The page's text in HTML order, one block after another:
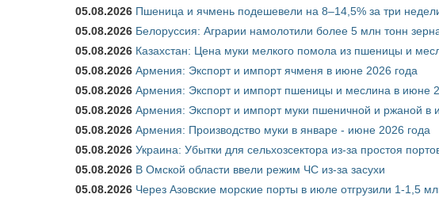
05.08.2026 Пшеница и ячмень подешевели на 8–14,5% за три
05.08.2026 Белоруссия: Аграрии намолотили более 5 млн тонн
05.08.2026 Казахстан: Цена муки мелкого помола из пшеницы и
05.08.2026 Армения: Экспорт и импорт ячменя в июне 2026 года
05.08.2026 Армения: Экспорт и импорт пшеницы и меслина в июне
05.08.2026 Армения: Экспорт и импорт муки пшеничной и ржаной в
05.08.2026 Армения: Производство муки в январе - июне 2026 года
05.08.2026 Украина: Убытки для сельхозсектора из-за простоя
05.08.2026 В Омской области ввели режим ЧС из-за засухи
05.08.2026 Через Азовские морские порты в июле отгрузили 1-1,5